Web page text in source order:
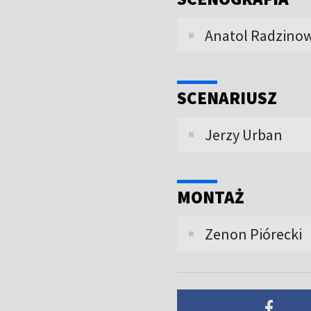
Anatol
SCENARIUSZ
Jerzy Urban
MONTAŻ
Zenon Piórecki